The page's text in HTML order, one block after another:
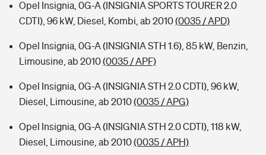
Opel Insignia, 0G-A (INSIGNIA SPORTS TOURER 2.0
CDTI), 96 kW, Diesel, Kombi, ab 2010(0035 / APD)
Opel Insignia, 0G-A (INSIGNIA STH 1.6), 85 kW, Benzin,
Limousine, ab 2010(0035 / APF)
Opel Insignia, 0G-A (INSIGNIA STH 2.0 CDTI), 96 kW,
Diesel, Limousine, ab 2010(0035 / APG)
Opel Insignia, 0G-A (INSIGNIA STH 2.0 CDTI), 118 kW,
Diesel, Limousine, ab 2010(0035 / APH)